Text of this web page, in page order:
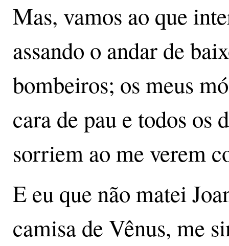
Mas, vamos ao que
assando o andar de
bombeiros; os meus
cara de pau e todos os
sorriem ao me verem
E eu que não matei
camisa de Vênus, me